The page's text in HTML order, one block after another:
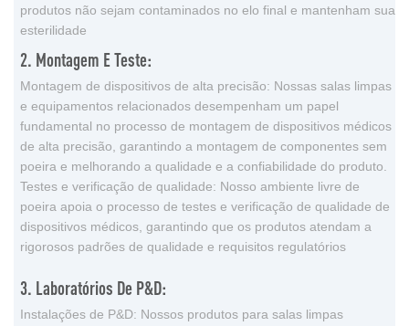
produtos não sejam contaminados no elo final e mantenham sua
esterilidade
2. Montagem E Teste:
Montagem de dispositivos de alta precisão: Nossas salas limpas
e equipamentos relacionados desempenham um papel
fundamental no processo de montagem de dispositivos médicos
de alta precisão, garantindo a montagem de componentes sem
poeira e melhorando a qualidade e a confiabilidade do produto.
Testes e verificação de qualidade: Nosso ambiente livre de
poeira apoia o processo de testes e verificação de qualidade de
dispositivos médicos, garantindo que os produtos atendam a
rigorosos padrões de qualidade e requisitos regulatórios
3. Laboratórios De P&D:
Instalações de P&D: Nossos produtos para salas limpas